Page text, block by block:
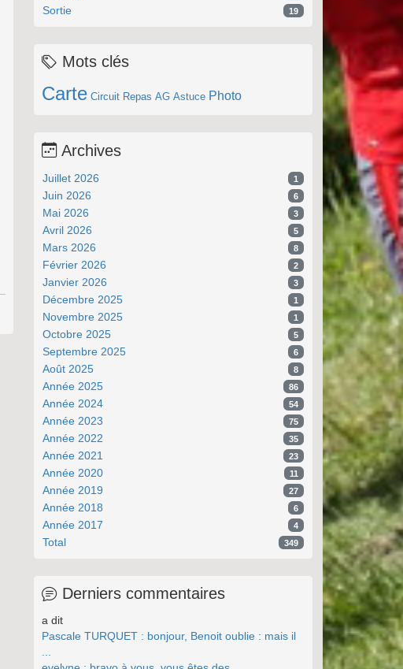
Sortie 19
Mots clés
Carte Circuit Repas AG Astuce Photo
Archives
Juillet 2026 1
Juin 2026 6
Mai 2026 3
Avril 2026 5
Mars 2026 8
Février 2026 2
Janvier 2026 3
Décembre 2025 1
Novembre 2025 1
Octobre 2025 5
Septembre 2025 6
Août 2025 8
Année 2025 86
Année 2024 54
Année 2023 75
Année 2022 35
Année 2021 23
Année 2020 11
Année 2019 27
Année 2018 6
Année 2017 4
Total 349
Derniers commentaires
a dit
Pascale TURQUET : bonjour, Benoit oublie : mais il